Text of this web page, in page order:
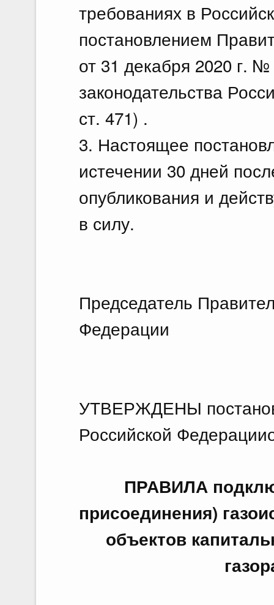
требованиях в
постановлением
от 31 декабря 2020 г.
законодательства
ст. 471) .
3. Настоящее
истечении 30 дней
опубликования и
в силу.
Председатель
Федерации
УТВЕРЖДЕНЫ
Российской
ПРАВИЛА
присоединения)
объектов